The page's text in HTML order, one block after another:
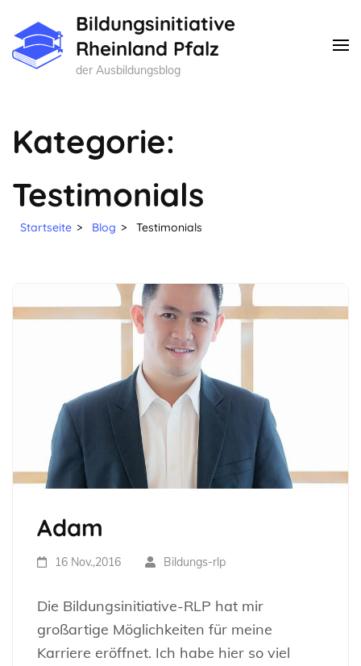
Inhalt
springen
Bildungsinitiative
Rheinland Pfalz
der Ausbildungsblog
Kategorie:
Testimonials
Startseite > Blog > Testimonials
Adam
16 Nov.,2016 Bildungs-rlp
Die Bildungsinitiative-RLP hat mir
großartige Möglichkeiten für meine
Karriere eröffnet. Ich habe hier so viel